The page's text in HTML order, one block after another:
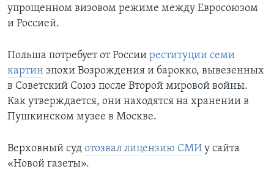
упрощенном визовом режиме между Евросоюзом
и Россией.
Польша потребует от России реституции семи
картин эпохи Возрождения и барокко, вывезенных
в Советский Союз после Второй мировой войны.
Как утверждается, они находятся на хранении в
Пушкинском музее в Москве.
Верховный суд отозвал лицензию СМИ у сайта
«Новой газеты».